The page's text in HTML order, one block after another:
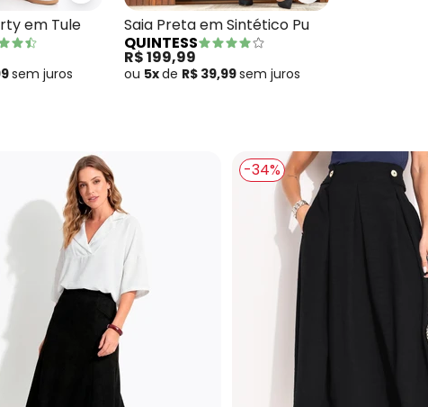
em Tule
sem juros
Saia Preta em Sintético Pu
QUINTESS
R$ 199,99
ou 5xde R$ 39,99sem juros
-34%